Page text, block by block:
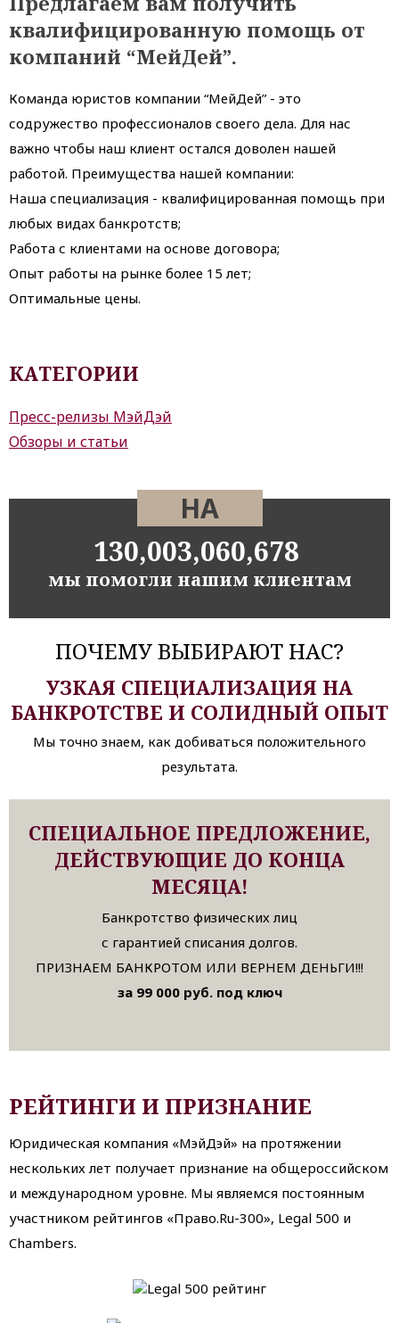
КАТЕГОРИИ
Пресс-релизы МэйДэй
Обзоры и статьи
НА
130,003,060,678
мы помогли нашим клиентам
ПОЧЕМУ ВЫБИРАЮТ НАС?
УЗКАЯ СПЕЦИАЛИЗАЦИЯ НА
БАНКРОТСТВЕ И СОЛИДНЫЙ ОПЫТ
Мы точно знаем, как добиваться положительного
результата.
СПЕЦИАЛЬНОЕ ПРЕДЛОЖЕНИЕ,
ДЕЙСТВУЮЩИЕ ДО КОНЦА
МЕСЯЦА!
Банкротство физических лиц
с гарантией списания долгов.
ПРИЗНАЕМ БАНКРОТОМ ИЛИ ВЕРНЕМ ДЕНЬГИ!!!
за 99 000 руб. под ключ
квалифицированную помощь от
компаний “МейДей”.
Команда юристов компании “МейДей” - это
содружество профессионалов своего дела. Для нас
важно чтобы наш клиент остался доволен нашей
работой. Преимущества нашей компании:
Наша специализация - квалифицированная помощь при
любых видах банкротств;
Работа с клиентами на основе договора;
Опыт работы на рынке более 15 лет;
Оптимальные цены.
РЕЙТИНГИ И ПРИЗНАНИЕ
Юридическая компания «МэйДэй» на протяжении
нескольких лет получает признание на общероссийском
и международном уровне. Мы являемся постоянным
участником рейтингов «Право.Ru-300», Legal 500 и
Chambers.